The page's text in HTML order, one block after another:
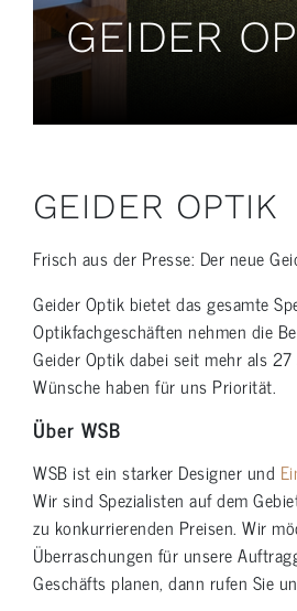
GEIDER
GEIDER OPTIK
Frisch aus der Presse: Der neue
Geider Optik bietet das gesamte
Optikfachgeschäften nehmen die
Geider Optik dabei seit mehr als
Wünsche haben für uns Priorität.
Über WSB
WSB ist ein starker Designer und
Wir sind Spezialisten auf dem
zu konkurrierenden Preisen. Wir
Überraschungen für unsere
Geschäfts planen, dann rufen Sie